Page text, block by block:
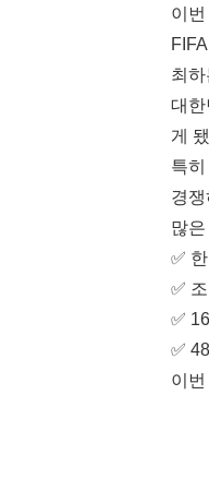
이
최
대한
게
특
경
많
✅
✅
✅
✅
이